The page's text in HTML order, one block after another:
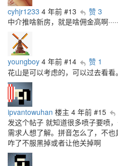
cyhjr1233 4 年前 #13
赞 3
中介推啥新房，就是啥佣金高啊
youngboy 4 年前 #14
赞 1
花山是可以考虑的，可以过去看看。
ipvantowuhan 楼主 4 年前 #15
发这个帖子 就知道很多喷子要喷
需求人想了解。拼音怎么了，不也
咋了不服黑掉或者让他关掉啊